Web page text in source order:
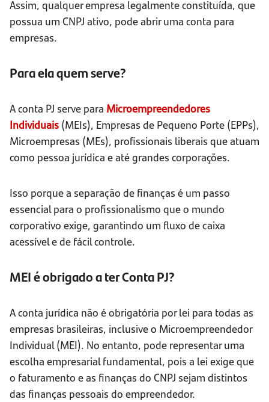
Assim, qualquer empresa legalmente constituída, que
possua um CNPJ ativo, pode abrir uma conta para
empresas.
Para ela quem serve?
A conta PJ serve para Microempreendedores
Individuais (MEIs), Empresas de Pequeno Porte (EPPs),
Microempresas (MEs), profissionais liberais que atuam
como pessoa jurídica e até grandes corporações.
Isso porque a separação de finanças é um passo
essencial para o profissionalismo que o mundo
corporativo exige, garantindo um fluxo de caixa
acessível e de fácil controle.
MEI é obrigado a ter Conta PJ?
A conta jurídica não é obrigatória por lei para todas as
empresas brasileiras, inclusive o Microempreendedor
Individual (MEI). No entanto, pode representar uma
escolha empresarial fundamental, pois a lei exige que
o faturamento e as finanças do CNPJ sejam distintos
das finanças pessoais do empreendedor.